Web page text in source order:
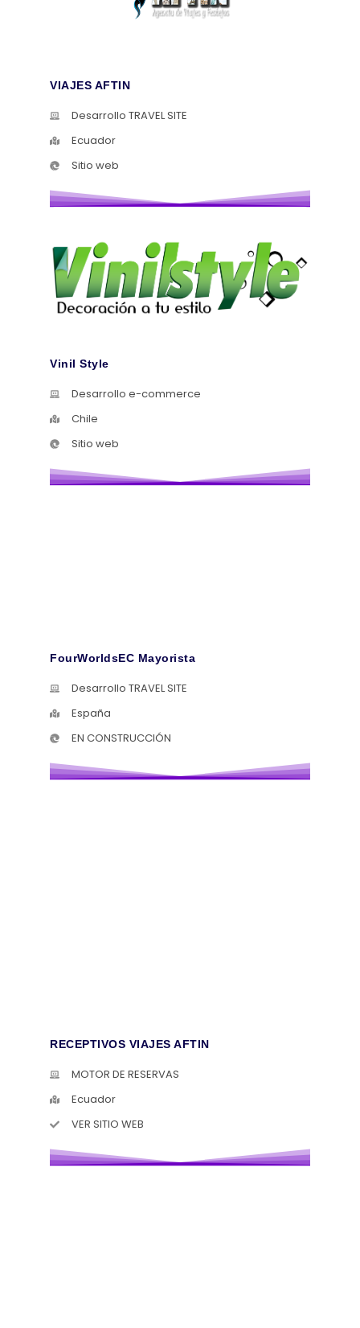
VIAJES AFTIN
Desarrollo TRAVEL SITE
Ecuador
Sitio web
Vinil Style
Desarrollo e-commerce
Chile
Sitio web
FourWorldsEC Mayorista
Desarrollo TRAVEL SITE
España
EN CONSTRUCCIÓN
RECEPTIVOS VIAJES AFTIN
MOTOR DE RESERVAS
Ecuador
VER SITIO WEB